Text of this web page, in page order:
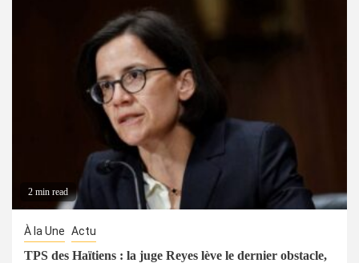
2 min read
À la Une Actu
TPS des Haïtiens : la juge Reyes lève le dernier obstacle,